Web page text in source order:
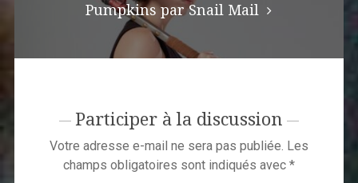
Pumpkins par Snail Mail
Participer à la discussion
Votre adresse e-mail ne sera pas publiée. Les
champs obligatoires sont indiqués avec *